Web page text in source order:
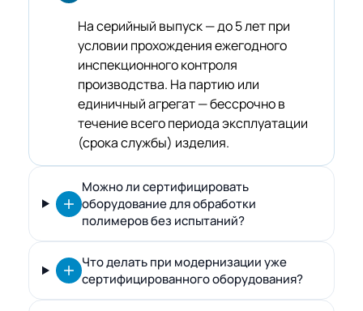
На серийный выпуск — до 5 лет при
условии прохождения ежегодного
инспекционного контроля
производства. На партию или
единичный агрегат — бессрочно в
течение всего периода эксплуатации
(срока службы) изделия.
Можно ли сертифицировать
оборудование для обработки
полимеров без испытаний?
Что делать при модернизации уже
сертифицированного оборудования?